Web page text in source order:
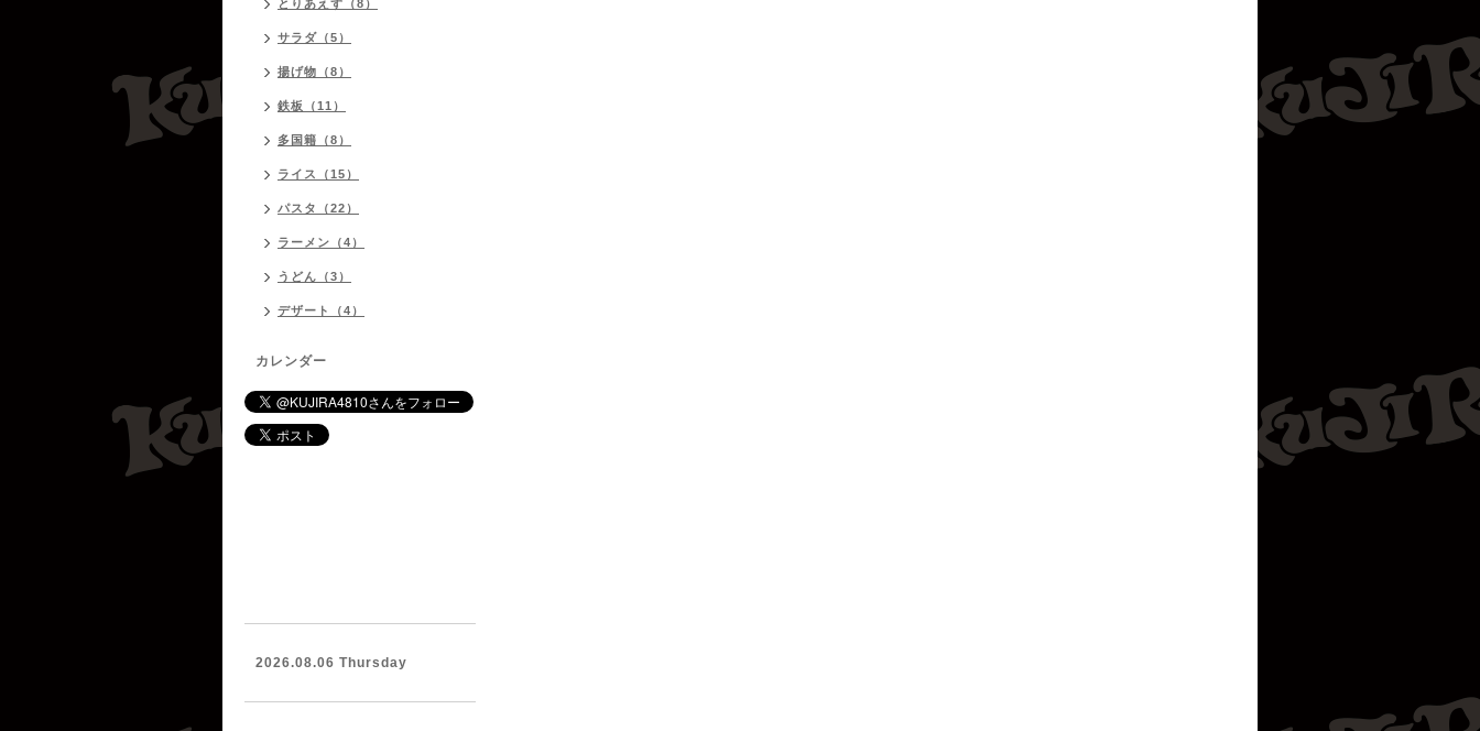
とりあえず（8）
サラダ（5）
揚げ物（8）
鉄板（11）
多国籍（8）
ライス（15）
パスタ（22）
ラーメン（4）
うどん（3）
デザート（4）
カレンダー
2026.08.06 Thursday